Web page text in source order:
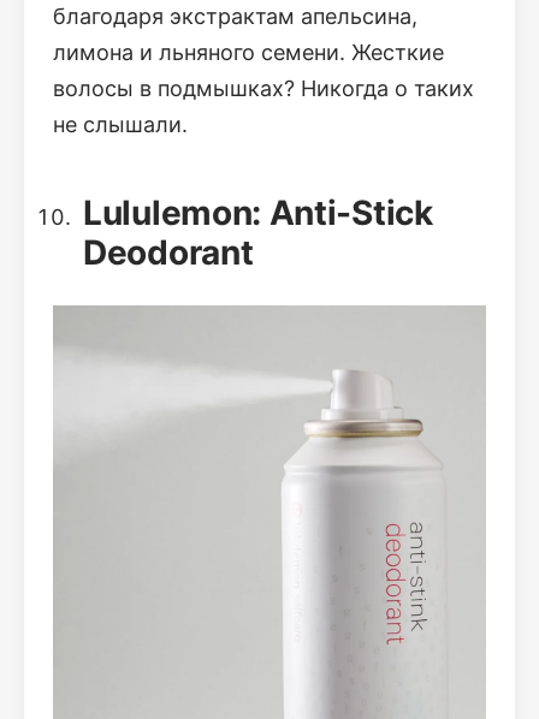
благодаря экстрактам апельсина,
лимона и льняного семени. Жесткие
волосы в подмышках? Никогда о таких
не слышали.
Lululemon: Anti-Stick
Deodorant